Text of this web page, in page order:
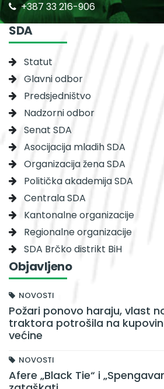
+387 33 216-906
SDA
Statut
Glavni odbor
Predsjedništvo
Nadzorni odbor
Senat SDA
Asocijacija mladih SDA
Organizacija žena SDA
Politička akademija SDA
Centrala SDA
Kantonalne organizacije
Regionalne organizacije
SDA Brčko distrikt BiH
Objavljeno
NOVOSTI
Požari ponovo haraju, vlast
traktora potrošila na
većine
NOVOSTI
Afere „Black Tie“ i